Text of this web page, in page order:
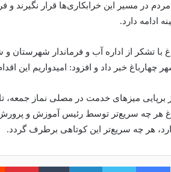
در مسیر این خرابکاری‌ها قرار نگیرند
ادامه دارد.
با تشکر از اداره آب و فرماندار
چهارباغ خبر داد و افزود: امیدواریم این
میزهای خدمت در مصلی نماز جمعه،
هر چه سریع‌تر توسط رئیس آموزش و پرورش
هر چه سریع‌تر این کوتاهی برطرف گردد.
فیس بوک توییتر لینکدین ‫تامبلر